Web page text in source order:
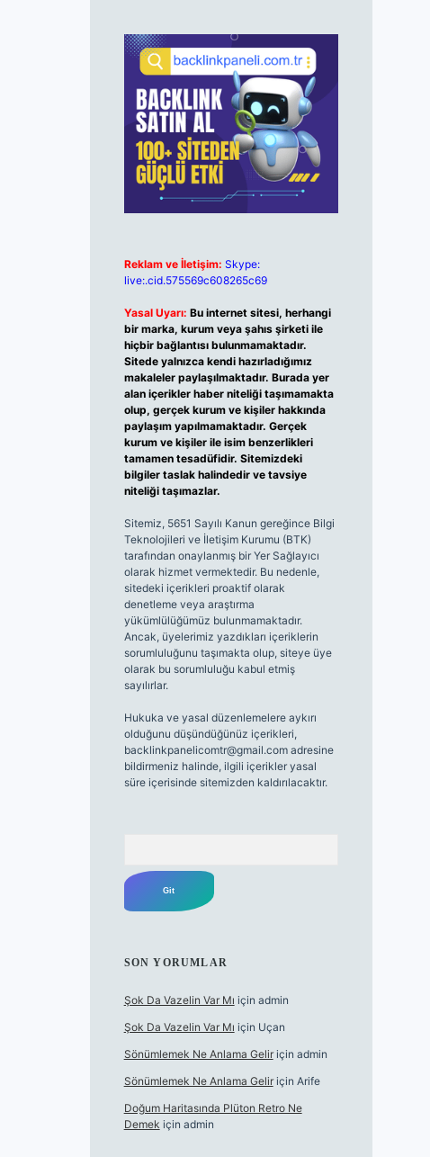
Reklam ve İletişim: Skype:
live:.cid.575569c608265c69
Yasal Uyarı: Bu internet sitesi, herhangi
bir marka, kurum veya şahıs şirketi ile
hiçbir bağlantısı bulunmamaktadır.
Sitede yalnızca kendi hazırladığımız
makaleler paylaşılmaktadır. Burada yer
alan içerikler haber niteliği taşımamakta
olup, gerçek kurum ve kişiler hakkında
paylaşım yapılmamaktadır. Gerçek
kurum ve kişiler ile isim benzerlikleri
tamamen tesadüfidir. Sitemizdeki
bilgiler taslak halindedir ve tavsiye
niteliği taşımazlar.
Sitemiz, 5651 Sayılı Kanun gereğince Bilgi
Teknolojileri ve İletişim Kurumu (BTK)
tarafından onaylanmış bir Yer Sağlayıcı
olarak hizmet vermektedir. Bu nedenle,
sitedeki içerikleri proaktif olarak
denetleme veya araştırma
yükümlülüğümüz bulunmamaktadır.
Ancak, üyelerimiz yazdıkları içeriklerin
sorumluluğunu taşımakta olup, siteye üye
olarak bu sorumluluğu kabul etmiş
sayılırlar.
Hukuka ve yasal düzenlemelere aykırı
olduğunu düşündüğünüz içerikleri,
backlinkpanelicomtr@gmail.comadresine
bildirmeniz halinde, ilgili içerikler yasal
süre içerisinde sitemizden kaldırılacaktır.
SON YORUMLAR
Şok Da Vazelin Var Mı için admin
Şok Da Vazelin Var Mı için Uçan
Sönümlemek Ne Anlama Geliriçin admin
Sönümlemek Ne Anlama Geliriçin Arife
Doğum Haritasında Plüton Retro Ne
Demek için admin